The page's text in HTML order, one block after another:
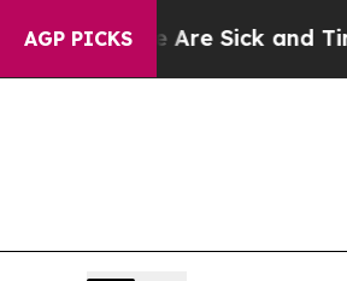
AGP PICKS
Are Sick and Tired of This